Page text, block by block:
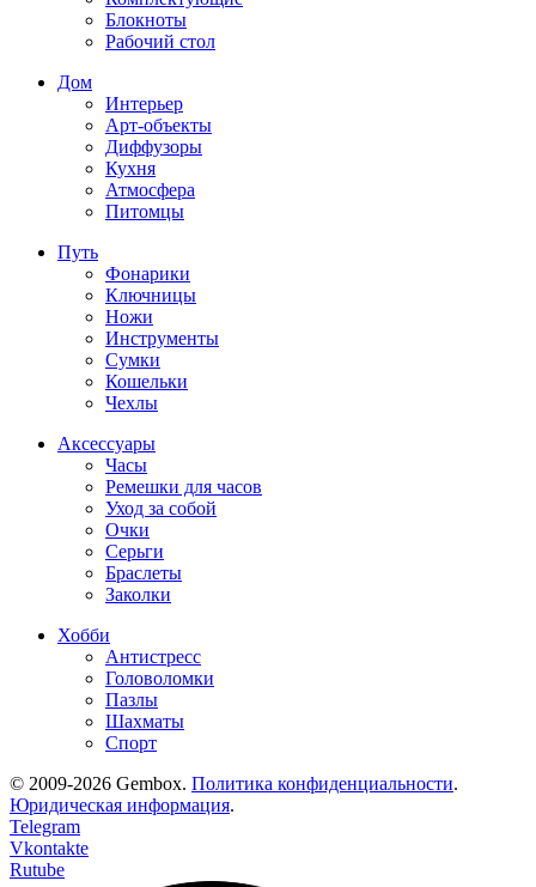
Блокноты
Рабочий стол
Дом
Интерьер
Арт-объекты
Диффузоры
Кухня
Атмосфера
Питомцы
Путь
Фонарики
Ключницы
Ножи
Инструменты
Сумки
Кошельки
Чехлы
Аксессуары
Часы
Ремешки для часов
Уход за собой
Очки
Серьги
Браслеты
Заколки
Хобби
Антистресс
Головоломки
Пазлы
Шахматы
Спорт
© 2009-2026 Gembox. Политика конфиденциальности.
Юридическая информация.
Telegram
Vkontakte
Rutube